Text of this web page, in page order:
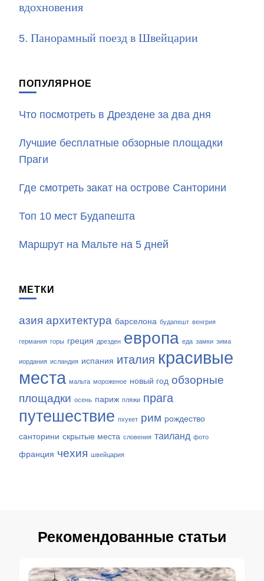
вдохновения
Панорамный поезд в Швейцарии
ПОПУЛЯРНОЕ
Что посмотреть в Дрездене за два дня
Лучшие бесплатные обзорные площадки
Праги
Где смотреть закат на острове Санторини
Топ 10 мест Будапешта
Маршрут на Мальте на 5 дней
МЕТКИ
азия архитектура барселона будапешт венгрия
германия горы греция дрезден европа еда замки зима
иордания исландия испания италия красивые
места мальта мороженое новый год обзорные
площадки осень париж пляжи прага
путешествие пхукет рим рождество
санторини скрытые места словения таиланд фото
франция чехия швейцария
Рекомендованные статьи